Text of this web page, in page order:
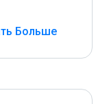
Больше